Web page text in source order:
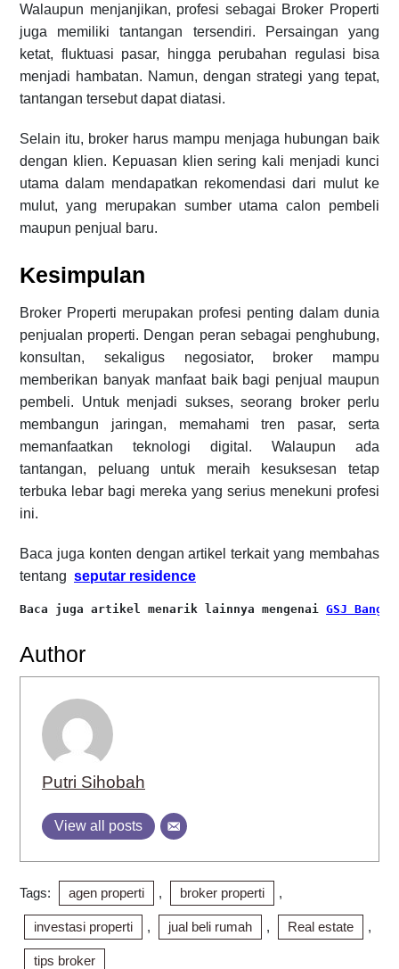
Walaupun menjanjikan, profesi sebagai Broker Properti
juga memiliki tantangan tersendiri. Persaingan yang
ketat, fluktuasi pasar, hingga perubahan regulasi bisa
menjadi hambatan. Namun, dengan strategi yang tepat,
tantangan tersebut dapat diatasi.
Selain itu, broker harus mampu menjaga hubungan baik
dengan klien. Kepuasan klien sering kali menjadi kunci
utama dalam mendapatkan rekomendasi dari mulut ke
mulut, yang merupakan sumber utama calon pembeli
maupun penjual baru.
Kesimpulan
Broker Properti merupakan profesi penting dalam dunia
penjualan properti. Dengan peran sebagai penghubung,
konsultan, sekaligus negosiator, broker mampu
memberikan banyak manfaat baik bagi penjual maupun
pembeli. Untuk menjadi sukses, seorang broker perlu
membangun jaringan, memahami tren pasar, serta
memanfaatkan teknologi digital. Walaupun ada
tantangan, peluang untuk meraih kesuksesan tetap
terbuka lebar bagi mereka yang serius menekuni profesi
ini.
Baca juga konten dengan artikel terkait yang membahas
tentang seputar residence
Baca juga artikel menarik lainnya mengenai GSJ
Author
Putri Sihobah
View all posts
Tags: agen properti , broker properti ,
investasi properti , jual beli rumah , Real estate ,
tips broker